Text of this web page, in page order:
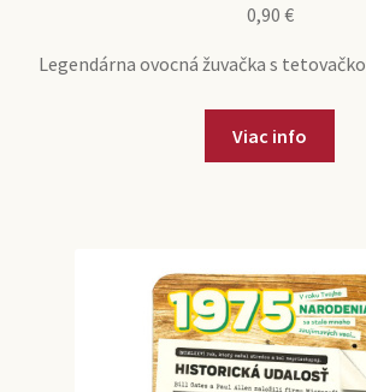
0,90 €
Legendárna ovocná žuvačka s
Viac info